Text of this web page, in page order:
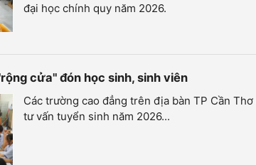
đại học chính quy năm 2026.
cửa" đón học sinh, sinh viên
Các trường cao đẳng trên địa bàn TP Cần
tư vấn tuyển sinh năm 2026...